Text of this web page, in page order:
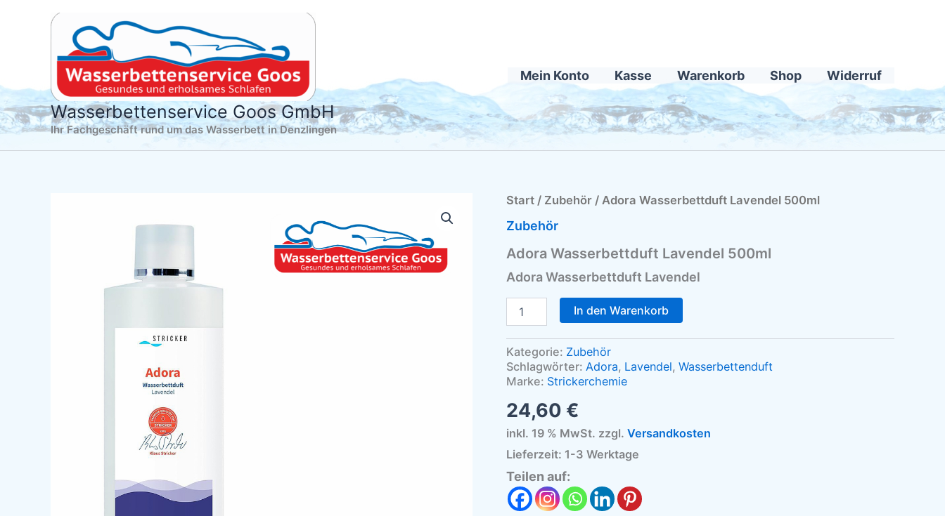
Wasserbettenservice Goos GmbH
Ihr Fachgeschäft rund um das Wasserbett in Denzlingen
Mein Konto Kasse Warenkorb Shop Widerruf
Start / Zubehör / Adora Wasserbettduft Lavendel 500ml
Zubehör
Adora Wasserbettduft Lavendel 500ml
Adora Wasserbettduft Lavendel
Adora
Lavendel
Menge
In den Warenkorb
Kategorie: Zubehör
Schlagwörter: Adora, Lavendel, Wasserbettenduft
Marke: Strickerchemie
24,60 €
inkl. 19 % MwSt. zzgl. Versandkosten
Lieferzeit: 1-3 Werktage
Teilen auf: